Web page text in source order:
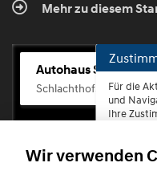
Mehr zu diesem
Autohaus Scherhag
Schlachthofstr. 68,
Für die
und
Ihre
Wir verwenden